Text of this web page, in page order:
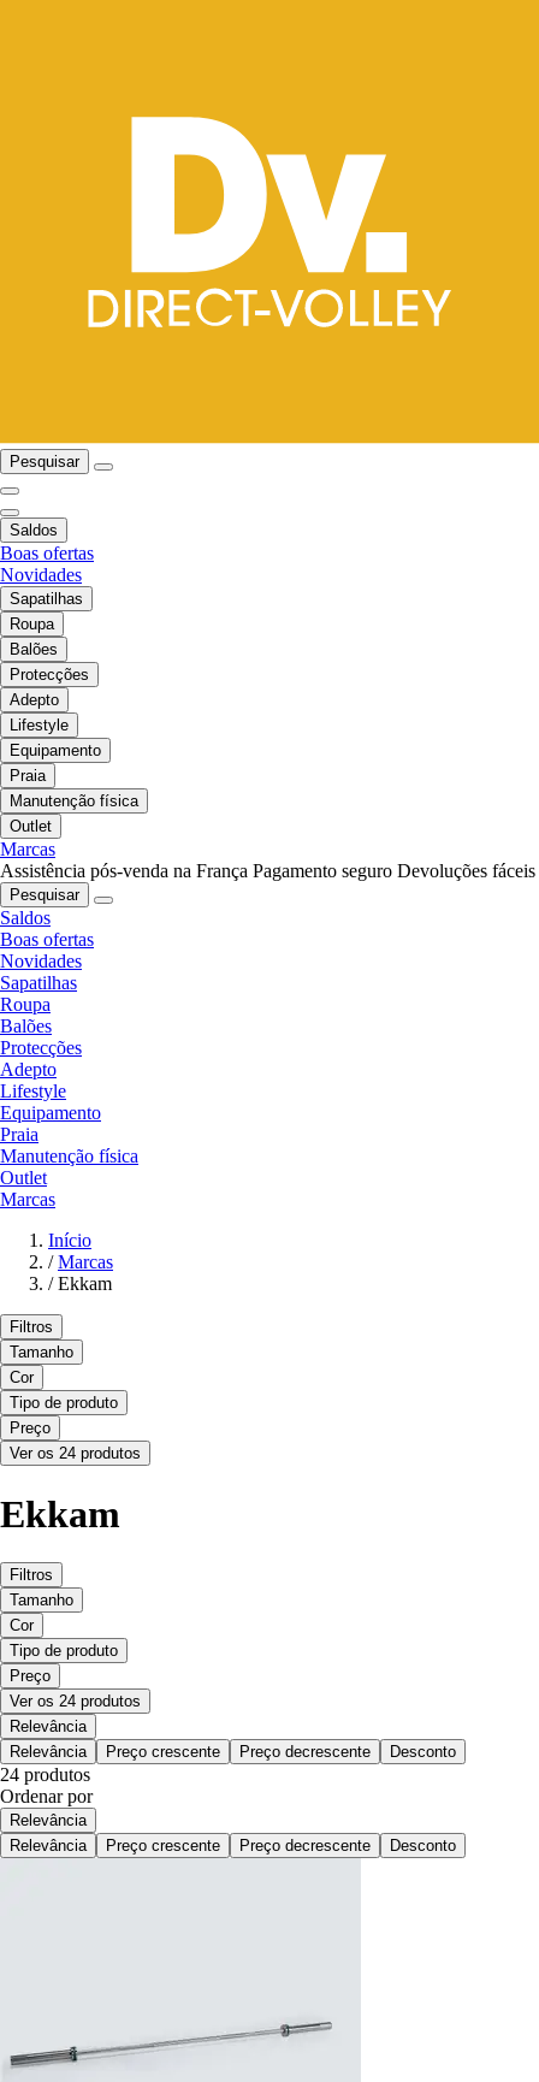
Pesquisar
Saldos
Boas ofertas
Novidades
Sapatilhas
Roupa
Balões
Protecções
Adepto
Lifestyle
Equipamento
Praia
Manutenção física
Outlet
Marcas
Assistência pós-venda na França Pagamento seguro Devoluções fáceis
Pesquisar
Saldos
Boas ofertas
Novidades
Sapatilhas
Roupa
Balões
Protecções
Adepto
Lifestyle
Equipamento
Praia
Manutenção física
Outlet
Marcas
Início
/ Marcas
/ Ekkam
Filtros
Tamanho
Cor
Tipo de produto
Preço
Ver os 24 produtos
Ekkam
Filtros
Tamanho
Cor
Tipo de produto
Preço
Ver os 24 produtos
Relevância
Relevância
Preço crescente Preço decrescente Desconto
24 produtos
Ordenar por
Relevância
Relevância
Preço crescente Preço decrescente Desconto